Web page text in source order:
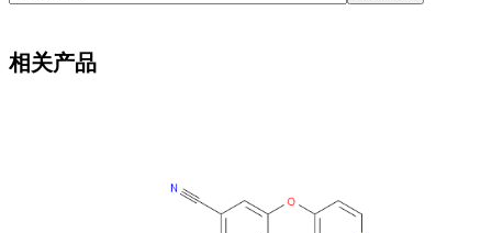
相关产品